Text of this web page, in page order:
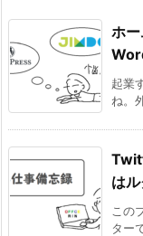
ホ
起業
ね。
は
この
ター